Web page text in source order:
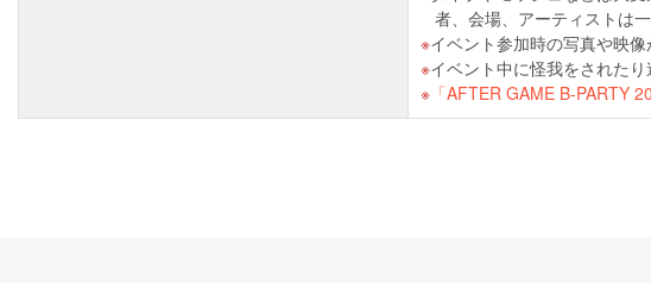
者、会場、アーティストは
イベント参加時の写真や映
イベント中に怪我をされた
「AFTER GAME B-PARTY